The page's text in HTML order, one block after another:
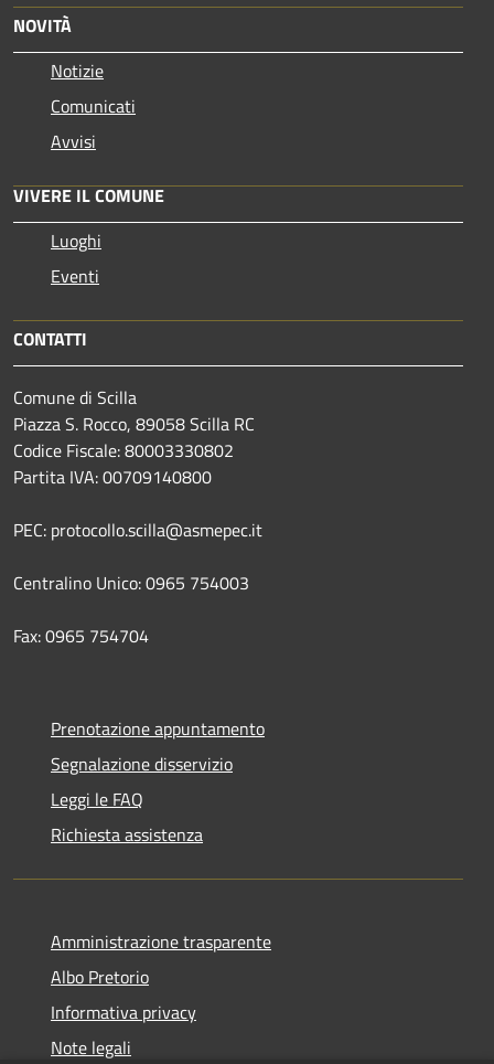
NOVITÀ
Notizie
Comunicati
Avvisi
VIVERE IL COMUNE
Luoghi
Eventi
CONTATTI
Comune di Scilla
Piazza S. Rocco, 89058 Scilla RC
Codice Fiscale: 80003330802
Partita IVA: 00709140800
PEC: protocollo.scilla@asmepec.it
Centralino Unico: 0965 754003
Fax: 0965 754704
Prenotazione appuntamento
Segnalazione disservizio
Leggi le FAQ
Richiesta assistenza
Amministrazione trasparente
Albo Pretorio
Informativa privacy
Note legali